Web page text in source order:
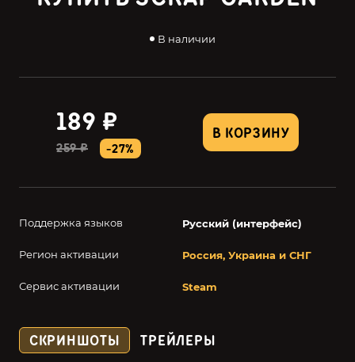
В наличии
В КОРЗИНУ
189 ₽
259 ₽ -27%
Поддержка языков Русский (интерфейс)
Регион активации Россия, Украина и СНГ
Сервис активации Steam
СКРИНШОТЫ ТРЕЙЛЕРЫ